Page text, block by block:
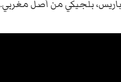
باريس، بلجيكي من أصل مغربي.